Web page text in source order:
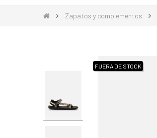
Zapatos y complementos
FUERA DE STOCK